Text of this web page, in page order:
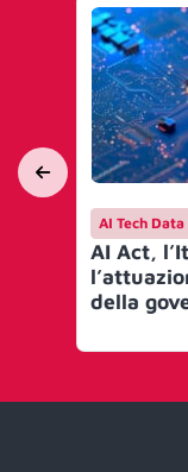
AI Tech Data
AI Act,
della